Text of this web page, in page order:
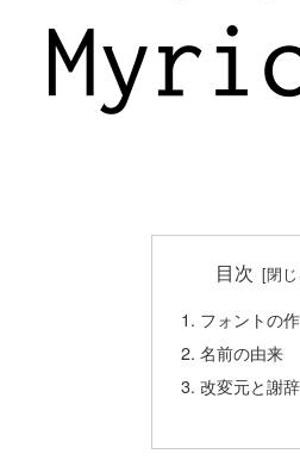
目次
フォントの
名前の由来
改変元と謝辞